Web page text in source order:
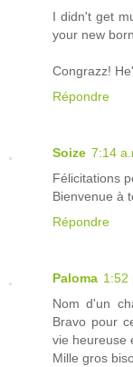
I didn't get
your new
Congrazz!
Répondre
Soize 7:14
Félicitations
Bienvenue à
Répondre
Paloma 1:52
Nom d'un
Bravo pour
vie heureuse
Mille gros